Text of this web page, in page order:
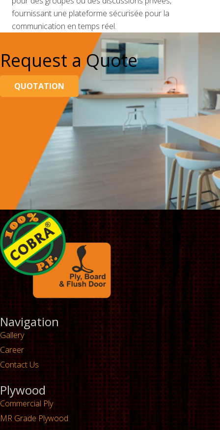
fournissant une plateforme sécurisée pour la
communication en temps réel.
Request a Quote
QUOTATION
Navigation
Gallery
Career
Contact Us
Plywood
Commercial Ply
MR Grade Plywood